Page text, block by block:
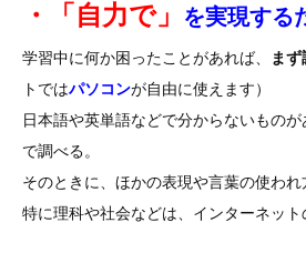
・「自力で」 を実現する
学習中に何か困ったことがあれば、 まず
トではパソコンが自由に使えます）
日本語や英単語などで分からないもの
で調べる。
そのときに、ほかの表現や言葉の使われ
特に理科や社会などは、インターネット